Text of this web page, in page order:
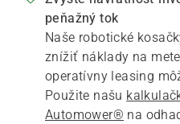
peňažný tok
Naše robotické
znížiť náklady na
operatívny leasing
Použite našu
Automower® na